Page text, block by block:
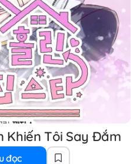
Khiến Tôi Say Đắm
đọc